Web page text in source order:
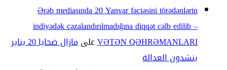
Ərəb mediasında 20 Yanvar faciəsini törədənlərin
indiyədək cəzalandırılmadığına diqqət cəlb edilib –
VƏTƏN QƏHRƏMANLARIعلى
مازال ضحايا 20 يناير
ينشدون العدالة